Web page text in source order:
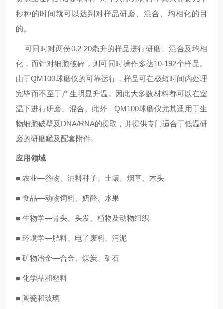
秒种的时间就可以达到对样品研磨、混合、均相化的目
的。
可同时对两份0.2-20毫升的样品进行研磨、混合及均相
化，而针对细胞破碎，则可同时操作多达10-192个样品。
由于QM100球磨仪的可靠运行，样品可在极短时间内处理
完毕而不至于产生明显升温。因此大多数材料都可以在室
温下进行研磨、混合。此外，QM100球磨仪尤其适用于生
物细胞破壁及DNA/RNA的提取，并提供专门适合于低温研
磨的研磨罐及配套附件。
应用领域
■ 农业—谷物、油料种子、土壤、烟草、木头
■ 食品—动物饲料、奶酪、水果
■ 生物学—骨头、头发、植物及动物组织
■ 环境学—肥料、电子废料、污泥
■ 矿物冶金—合金、煤炭、矿石
■ 化学品和塑料
■ 陶瓷和玻璃